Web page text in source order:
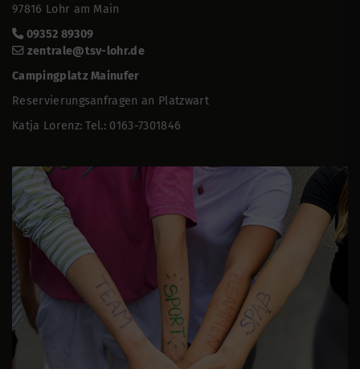
97816 Lohr am Main
09352 89309
zentrale@tsv-lohr.de
Campingplatz Mainufer
Reservierungsanfragen an Platzwart
Katja Lorenz: Tel.: 0163-7301846